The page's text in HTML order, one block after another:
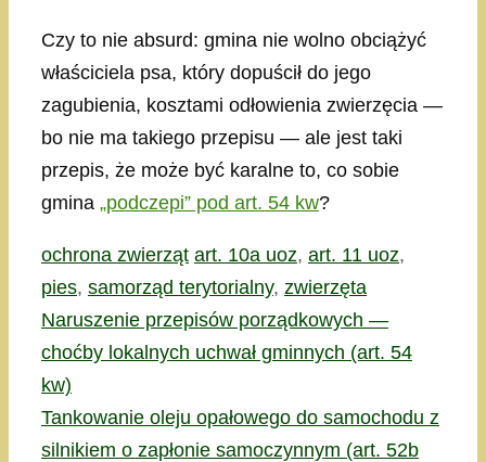
Czy to nie absurd: gmina nie wolno obciążyć
właściciela psa, który dopuścił do jego
zagubienia, kosztami odłowienia zwierzęcia —
bo nie ma takiego przepisu — ale jest taki
przepis, że może być karalne to, co sobie
gmina „podczepi” pod art. 54 kw?
Kategorie
ochrona zwierząt Tagi
art. 10a uoz, art. 11 uoz,
pies, samorząd terytorialny, zwierzęta
Naruszenie przepisów porządkowych —
choćby lokalnych uchwał gminnych (art. 54
kw)
Tankowanie oleju opałowego do samochodu z
silnikiem o zapłonie samoczynnym (art. 52b